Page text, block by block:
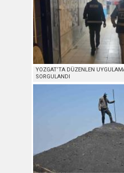
YOZGAT’TA DÜZENLEN
SORGULANDI